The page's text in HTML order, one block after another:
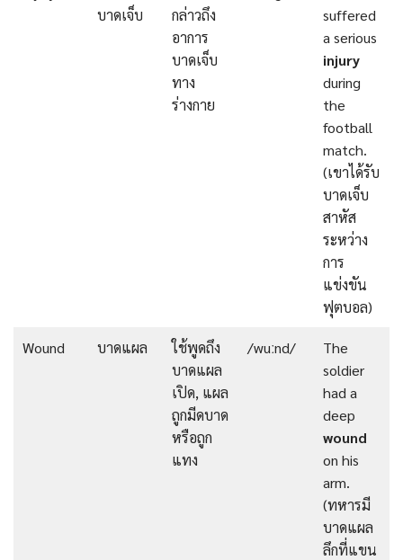
บาดเจ็บ
กล่าวถึง
อาการ
บาดเจ็บ
ทาง
ร่างกาย
suffered
a serious
injury
during
the
football
match.
(เขาได้รับ
บาดเจ็บ
สาหัส
ระหว่าง
การ
แข่งขัน
ฟุตบอล)
Wound บาดแผล
ใช้พูดถึง
บาดแผล
เปิด, แผล
ถูกมีดบาด
หรือถูก
แทง
/wuːnd/
The
soldier
had a
deep
wound
on his
arm.
(ทหารมี
บาดแผล
ลึกที่แขน